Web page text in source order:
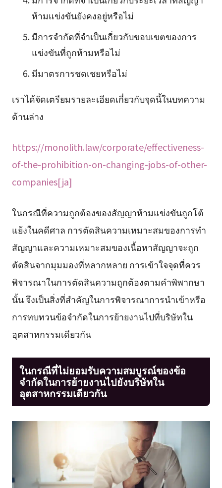
ห้ามแข่งขันยังคงอยู่หรือไม่
มีการจำกัดที่จำเป็นเกี่ยวกับขอบเขตของการ
แข่งขันที่ถูกห้ามหรือไม่
มีมาตรการชดเชยหรือไม่
เราได้จัดเตรียมรายละเอียดเกี่ยวกับจุดนี้ในบทความ
ด้านล่าง
https://monolith.law/corporate/effectiveness-
of-the-prohibition-on-changing-jobs-of-other-
companies[ja]
ในกรณีที่ความถูกต้องของสัญญาห้ามแข่งขันถูกโต้
แย้งในคดีศาล การตัดสินความเหมาะสมของการทำ
สัญญาและความเหมาะสมของเนื้อหาสัญญาจะถูก
ตัดสินจากมุมมองที่หลากหลาย การเข้าใจจุดที่ควร
พิจารณาในการตัดสินความถูกต้องตามคำพิพากษา
นั้น จึงเป็นสิ่งที่สำคัญในการพิจารณาการนำเข้าหรือ
การทบทวนข้อจำกัดในการย้ายงานไปที่บริษัทใน
อุตสาหกรรมเดียวกัน
ในกรณีที่ไม่ยอมรับความสมบูรณ์ของข้อ
จำกัดในการย้ายงานไปยังบริษัทใน
อุตสาหกรรมเดียวกัน